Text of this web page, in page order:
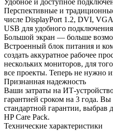
Удобное и доступное
Перспективные и
числе DisplayPort 1.2, DVI,
USB для удобного
Большой экран — больше
Встроенный блок питания и
создать аккуратное рабочее
нескольких мониторов, для
все проекты. Теперь не нужно
Признанная надежность
Ваши затраты на ИТ-
гарантией сроком на 3 года.
стандартной гарантии, выбрав
HP Care Pack.
Технические характеристики